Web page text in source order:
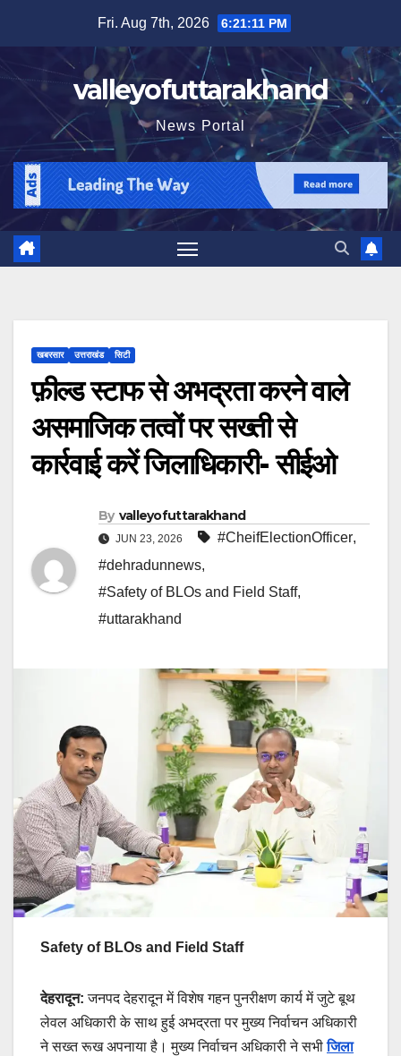
content
Fri. Aug 7th, 2026 6:21:12 PM
valleyofuttarakhand
News Portal
खबरसार उत्तराखंड सिटी
फ़ील्ड स्टाफ से अभद्रता करने वाले
असमाजिक तत्वों पर सख्ती से
कार्रवाई करें जिलाधिकारी- सीईओ
By valleyofuttarakhand
JUN 23, 2026 #CheifElectionOfficer,
#dehradunnews,
#Safety of BLOs and Field Staff,
#uttarakhand
Safety of BLOs and Field Staff
देहरादून:जनपद देहरादून में विशेष गहन पुनरीक्षण कार्य में जुटे बूथ
लेवल अधिकारी के साथ हुई अभद्रता पर मुख्य निर्वाचन अधिकारी
ने सख्त रूख अपनाया है। मुख्य निर्वाचन अधिकारी ने सभीजिला